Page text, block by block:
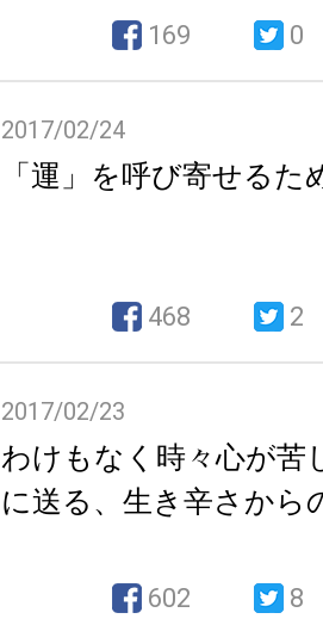
169 0
2017/02/24
「運」を呼び寄せる
468 2
2017/02/23
わけもなく時々心が苦
に送る、生き辛さから
602 8